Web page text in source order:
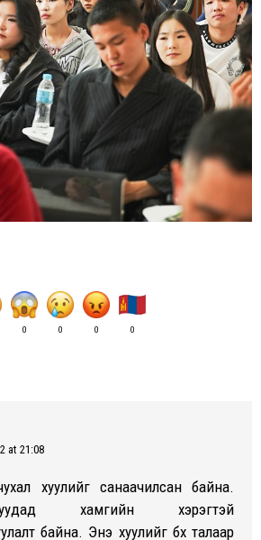
0 0 0 0
at 21:08
хуулийг санаачилсан байна.
хамгийн хэрэгтэй
байна. Энэ хуулийг бүх талаар